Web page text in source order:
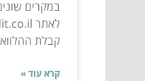
במקרים
קבלת
קרא עוד »